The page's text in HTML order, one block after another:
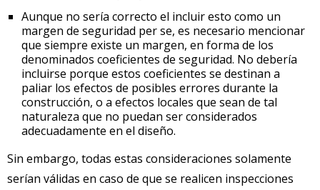
Aunque no sería correcto el incluir esto como un
margen de seguridad per se, es necesario mencionar
que siempre existe un margen, en forma de los
denominados coeficientes de seguridad. No debería
incluirse porque estos coeficientes se destinan a
paliar los efectos de posibles errores durante la
construcción, o a efectos locales que sean de tal
naturaleza que no puedan ser considerados
adecuadamente en el diseño.
Sin embargo, todas estas consideraciones solamente
serían válidas en caso de que se realicen inspecciones